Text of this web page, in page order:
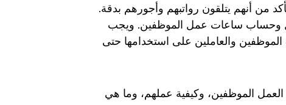
أنهم يتلقون رواتبهم وأجورهم بدقة.
وحساب ساعات عمل الموظفين. ويجب
والعاملين على استخدامها حتى
لحساب ساعات العمل الموظفين، وكيفية عملهم، وما هي